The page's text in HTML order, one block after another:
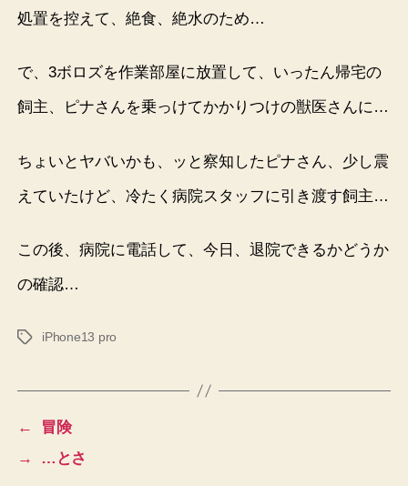
処置を控えて、絶食、絶水のため…
で、3ボロズを作業部屋に放置して、いったん帰宅の
飼主、ピナさんを乗っけてかかりつけの獣医さんに…
ちょいとヤバいかも、ッと察知したピナさん、少し震
えていたけど、冷たく病院スタッフに引き渡す飼主…
この後、病院に電話して、今日、退院できるかどうか
の確認…
タ
iPhone13 pro
←
冒険
→
…とさ